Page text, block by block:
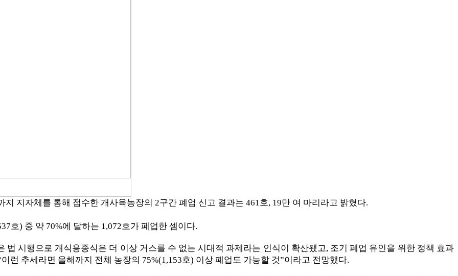
지자체를 통해 접수한 개사육농장의 2구간 폐업 신고 결과는 461호, 19만 여 마리라고 밝혔다.
호) 중 약 70%에 달하는 1,072호가 폐업한 셈이다.
법 시행으로 개식용종식은 더 이상 거스를 수 없는 시대적 과제라는 인식이 확산됐고, 조기 폐업 유인을 위한 정책 효과
런 추세라면 올해까지 전체 농장의 75%(1,153호) 이상 폐업도 가능할 것”이라고 전망했다.